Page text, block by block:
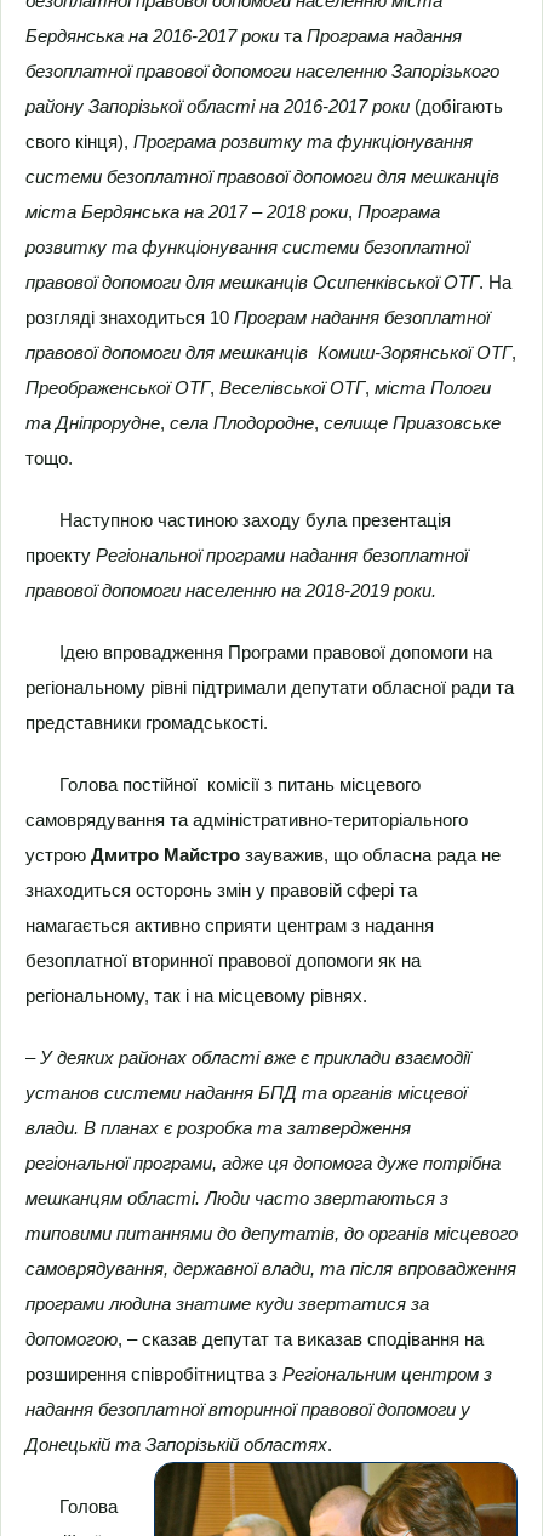
Бердянська на 2016-2017 роки та Програма надання
безоплатної правової допомоги населенню Запорізького
району Запорізької області на 2016-2017 роки (добігають
свого кінця), Програма розвитку та функціонування
системи безоплатної правової допомоги для мешканців
міста Бердянська на 2017 – 2018 роки, Програма
розвитку та функціонування системи безоплатної
правової допомоги для мешканців Осипенківської ОТГ. На
розгляді знаходиться 10 Програм надання безоплатної
правової допомоги для мешканців Комиш-Зорянської ОТГ,
Преображенської ОТГ, Веселівської ОТГ, міста Пологи
та Дніпрорудне, села Плодородне, селище Приазовське
тощо.
Наступною частиною заходу була презентація
проекту Регіональної програми надання безоплатної
правової допомоги населенню на 2018-2019 роки.
Ідею впровадження Програми правової допомоги на
регіональному рівні підтримали депутати обласної ради та
представники громадськості.
Голова постійної комісії з питань місцевого
самоврядування та адміністративно-територіального
устрою Дмитро Майстро зауважив, що обласна рада не
знаходиться осторонь змін у правовій сфері та
намагається активно сприяти центрам з надання
безоплатної вторинної правової допомоги як на
регіональному, так і на місцевому рівнях.
–У деяких районах області вже є приклади взаємодії
установ системи надання БПД та органів місцевої
влади. В планах є розробка та затвердження
регіональної програми, адже ця допомога дуже потрібна
мешканцям області. Люди часто звертаються з
типовими питаннями до депутатів, до органів місцевого
самоврядування, державної влади, та після впровадження
програми людина знатиме куди звертатися за
допомогою, – сказав депутат та виказав сподівання на
розширення співробітництва з Регіональним центром з
надання безоплатної вторинної правової допомоги у
Донецькій та Запорізькій областях.
Голова